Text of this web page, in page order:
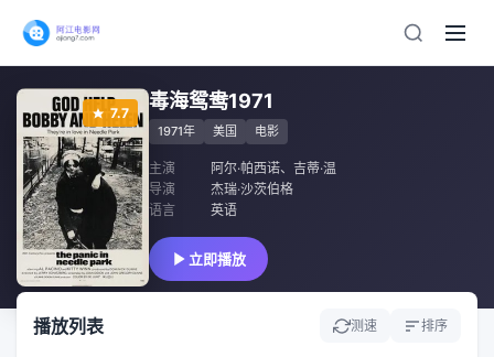
7.7
毒海鸳鸯1971
1971年 美国 电影
主演 阿尔·帕西诺、 吉蒂·温
导演
杰瑞·沙茨伯格
语言
英语
立即播放
播放列表 测速 排序